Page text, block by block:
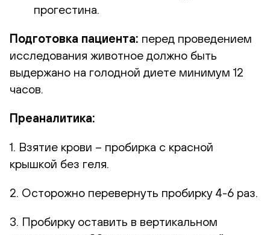
прогестина.
Подготовка пациента: перед проведением
исследования животное должно быть
выдержано на голодной диете минимум 12
часов.
Преаналитика:
1. Взятие крови – пробирка с красной
крышкой без геля.
2. Осторожно перевернуть пробирку 4-6 раз.
3. Пробирку оставить в вертикальном